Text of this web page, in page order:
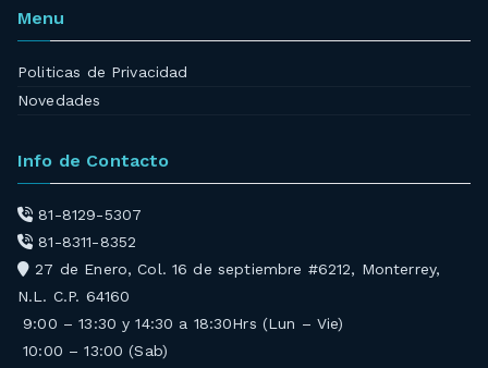
Menu
Politicas de Privacidad
Novedades
Info de Contacto
81-8129-5307
81-8311-8352
27 de Enero, Col. 16 de septiembre #6212, Monterrey,
N.L. C.P. 64160
9:00 – 13:30 y 14:30 a 18:30Hrs (Lun – Vie)
10:00 – 13:00 (Sab)